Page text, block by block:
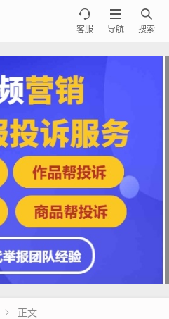

搜索

导航

客服
 正文